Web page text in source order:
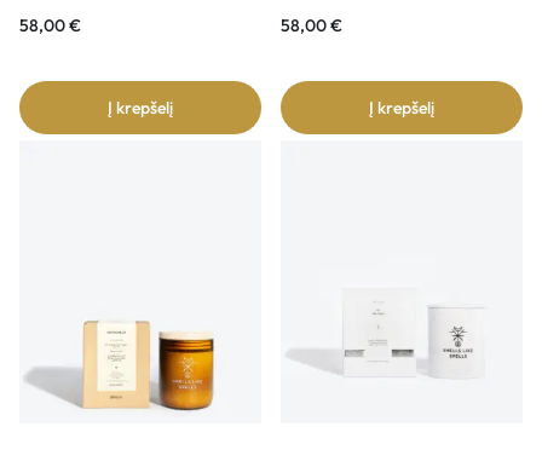
58,00€
Į krepšelį
58,00€
Į krepšelį